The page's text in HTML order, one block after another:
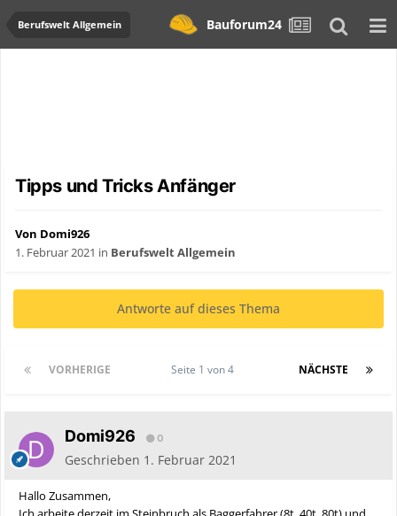
Berufswelt Allgemein Bauforum24
Tipps und Tricks Anfänger
Von Domi926
1. Februar 2021 in Berufswelt Allgemein
Antworte auf dieses Thema
VORHERIGE NÄCHSTE
Seite 1 von 4
Domi926 0
Geschrieben 1. Februar 2021
Hallo Zusammen,